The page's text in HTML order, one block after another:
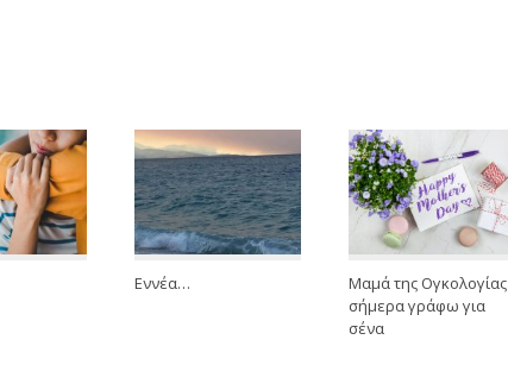
Εννέα…
Μαμά της Ογκολογίας
σήμερα γράφω για
σένα